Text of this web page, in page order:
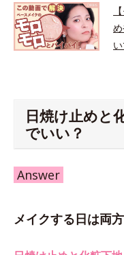
日焼け止めと
でいい？
Answer
メイクする日は両